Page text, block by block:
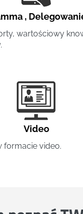
,
wartościowy
Video
formacie video.